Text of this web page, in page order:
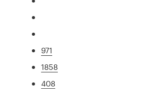
971
1858
408